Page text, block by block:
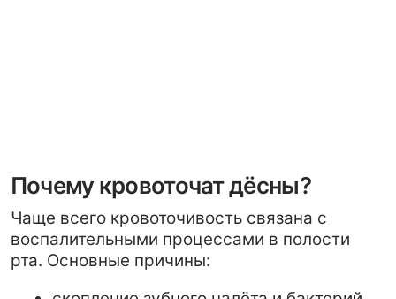
недостаточная гигиена полости рта,
неправильно подобранная зубная
щётка,
заболевания дёсен,
дефицит витаминов,
гормональные изменения.